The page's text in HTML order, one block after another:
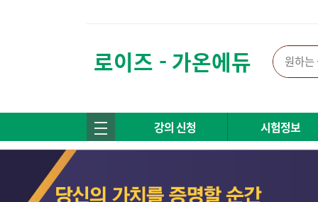
로이즈 - 가온에듀
강의 신청 시험정보